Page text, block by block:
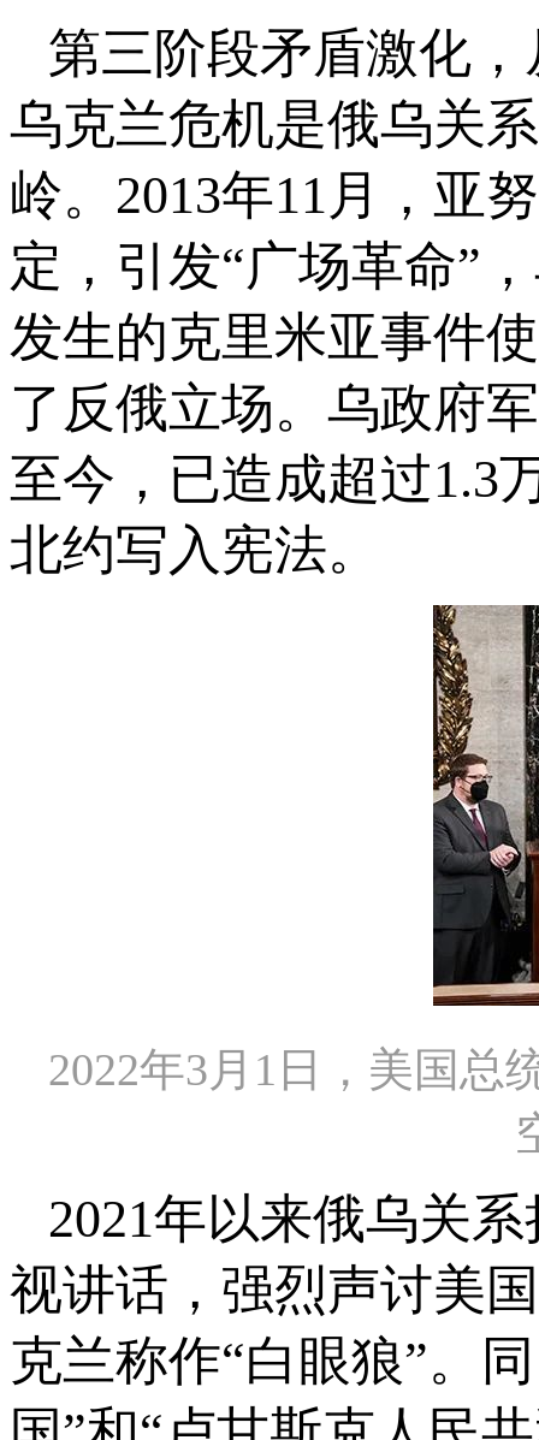
第三阶段矛盾激化
乌克兰危机是俄乌关
岭。2013年11月，亚
定，引发“广场革命”
发生的克里米亚事件
了反俄立场。乌政府
至今，已造成超过1.3
北约写入宪法。
2022年3月1日，美国总
2021年以来俄乌关
视讲话，强烈声讨美
克兰称作“白眼狼”。